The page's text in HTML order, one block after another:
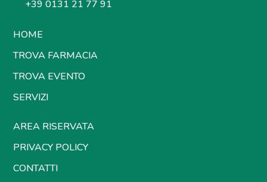
+39 0131 21 77 91
HOME
TROVA FARMACIA
TROVA EVENTO
SERVIZI
AREA RISERVATA
PRIVACY POLICY
CONTATTI